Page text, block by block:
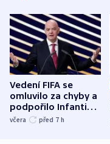
Vedení FIFA se
omluvilo za chyby a
podpořilo Infantina.
UEFA trvá na
včera před 7 h